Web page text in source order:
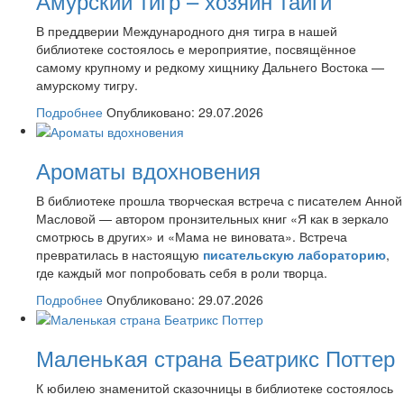
В преддверии Международного дня тигра в нашей
библиотеке состоялось е мероприятие, посвящённое
самому крупному и редкому хищнику Дальнего Востока —
амурскому тигру.
Подробнее Опубликовано: 29.07.2026
Ароматы вдохновения
В библиотеке прошла творческая встреча с писателем Анной
Масловой — автором пронзительных книг «Я как в зеркало
смотрюсь в других» и «Мама не виновата». Встреча
превратилась в настоящую писательскую лабораторию,
где каждый мог попробовать себя в роли творца.
Подробнее Опубликовано: 29.07.2026
Маленькая страна Беатрикс Поттер
К юбилею знаменитой сказочницы в библиотеке состоялось